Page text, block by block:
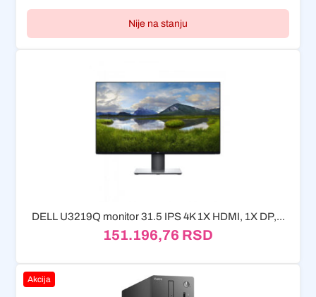
Nije na stanju
DELL U3219Q monitor 31.5 IPS 4K 1X HDMI, 1X DP,...
151.196,76 RSD
Akcija